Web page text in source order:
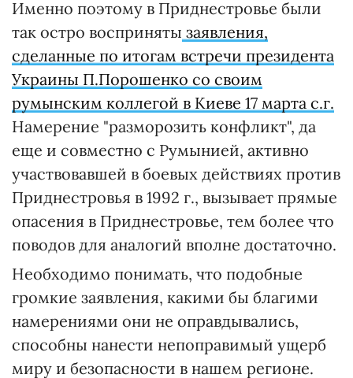
Именно поэтому в Приднестровье были
так остро восприняты заявления,
сделанные по итогам встречи президента
Украины П.Порошенко со своим
румынским коллегой в Киеве 17 марта с.г.
Намерение "разморозить конфликт", да
еще и совместно с Румынией, активно
участвовавшей в боевых действиях против
Приднестровья в 1992 г., вызывает прямые
опасения в Приднестровье, тем более что
поводов для аналогий вполне достаточно.
Необходимо понимать, что подобные
громкие заявления, какими бы благими
намерениями они не оправдывались,
способны нанести непоправимый ущерб
миру и безопасности в нашем регионе.